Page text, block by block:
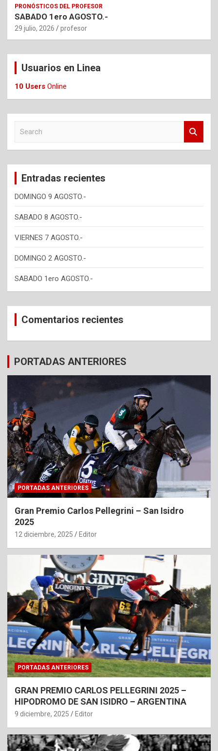
PRONÓSTICOS DEL PROFESOR
SABADO 1ero AGOSTO.-
29 julio, 2026 profesor
Usuarios en Linea
10 Users Online
c
Entradas recientes
DOMINGO 9 AGOSTO.-
SABADO 8 AGOSTO.-
VIERNES 7 AGOSTO.-
DOMINGO 2 AGOSTO.-
SABADO 1ero AGOSTO.-
Comentarios recientes
PORTADAS ANTERIORES
PORTADAS ANTERIORES
Gran Premio Carlos Pellegrini – San Isidro
2025
12 diciembre, 2025 Editor
PORTADAS ANTERIORES
GRAN PREMIO CARLOS PELLEGRINI 2025 –
HIPODROMO DE SAN ISIDRO – ARGENTINA
9 diciembre, 2025 Editor